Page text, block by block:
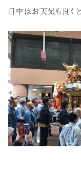
日中はお天気も良く